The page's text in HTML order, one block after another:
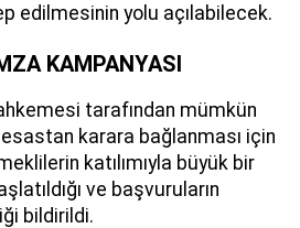
edilmesinin yolu açılabilecek.
KAMPANYASI
tarafından mümkün
karara bağlanması için
katılımıyla büyük bir
ve başvuruların
bildirildi.